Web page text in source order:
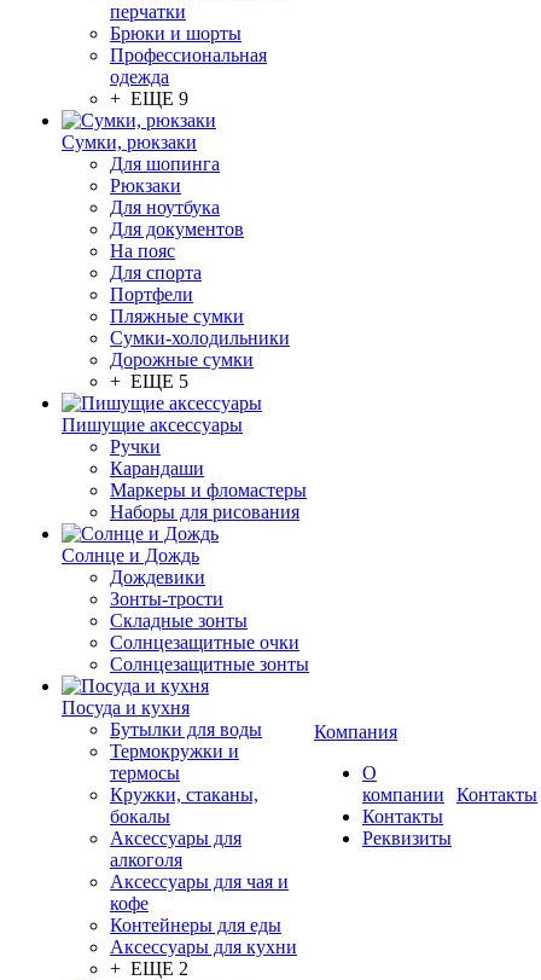
перчатки
Брюки и шорты
Профессиональная
одежда
+ ЕЩЕ 9
Сумки, рюкзаки
Для шопинга
Рюкзаки
Для ноутбука
Для документов
На пояс
Для спорта
Портфели
Пляжные сумки
Сумки-холодильники
Дорожные сумки
+ ЕЩЕ 5
Пишущие аксессуары
Ручки
Карандаши
Маркеры и фломастеры
Наборы для рисования
Солнце и Дождь
Дождевики
Зонты-трости
Складные зонты
Солнцезащитные очки
Солнцезащитные зонты
Посуда и кухня
Бутылки для воды
Термокружки и
термосы
Кружки, стаканы,
бокалы
Аксессуары для
алкоголя
Аксессуары для чая и
кофе
Контейнеры для еды
Аксессуары для кухни
+ ЕЩЕ 2
Компания
О
компании
Контакты
Реквизиты
Контакты